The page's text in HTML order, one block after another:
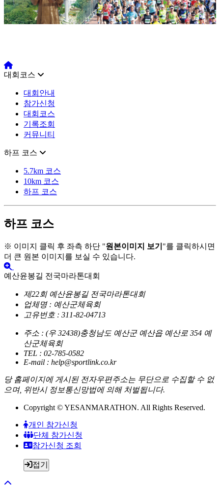
대회코스
대회안내
참가신청
대회코스
기록조회
커뮤니티
하프 코스
5.7km 코스
10km 코스
하프 코스
하프 코스
※ 이미지 클릭 후 좌측 하단 "원본이미지 보기 "를 클릭하시면
더 큰 원본 이미지를 보실 수 있습니다.
예산윤봉길 전국마라톤대회
제22회 예산윤봉길 전국마라톤대회
업체명 : 예산군체육회
고유번호 : 311-82-04713
주소 : (우 32438)충청남도 예산군 예산읍 예산로 354 예
산군체육회
TEL : 02-785-0582
E-mail : help@sportlink.co.kr
당 홈페이지에 게시된 전자우편주소는 무단으로 수집할 수 없
으며, 위반시 정보통신망법에 의해 처벌됩니다.
Copyright © YESANMARATHON. All Rights Reserved.
개인 참가신청
단체 참가신청
참가신청 조회
접기